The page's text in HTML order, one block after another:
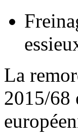
La
2015/68